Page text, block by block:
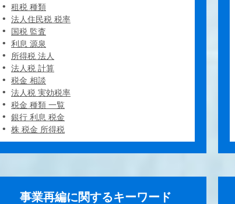
租税 種類
法人住民税 税率
国税 監査
利息 源泉
所得税 法人
法人税 計算
税金 相談
法人税 実効税率
税金 種類 一覧
銀行 利息 税金
株 税金 所得税
事業再編に関するキーワード